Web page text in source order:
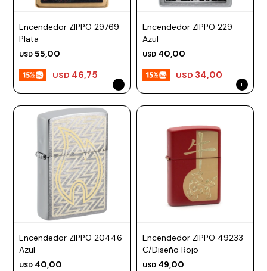
Encendedor ZIPPO 29769
Plata
USD 55,00
USD 46,75
Encendedor ZIPPO 229
Azul
USD 40,00
USD 34,00
Encendedor ZIPPO 20446
Azul
USD 40,00
Encendedor ZIPPO 49233
C/Diseño Rojo
USD 49,00